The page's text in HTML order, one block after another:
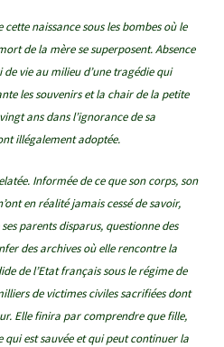
cette naissance sous les bombes où le
de la mère se superposent. Absence
de vie au milieu d’une tragédie qui
les souvenirs et la chair de la petite
ans dans l’ignorance de sa
illégalement adoptée.
Informée de ce que son corps, son
en réalité jamais cessé de savoir,
parents disparus, questionne des
des archives où elle rencontre la
de l’Etat français sous le régime de
de victimes civiles sacrifiées dont
Elle finira par comprendre que fille,
qui est sauvée et qui peut continuer la